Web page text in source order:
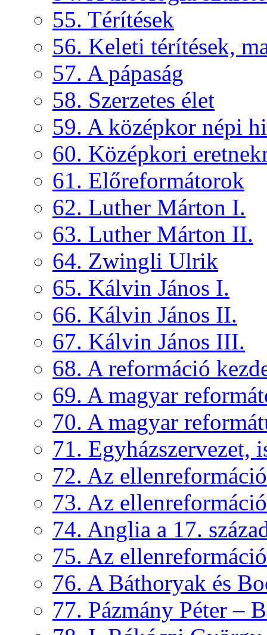
55. Térítések
56. Keleti térítések,
57. A pápaság
58. Szerzetes élet
59. A középkor népi
60. Középkori
61. Előreformátorok
62. Luther Márton I.
63. Luther Márton II.
64. Zwingli Ulrik
65. Kálvin János I.
66. Kálvin János II.
67. Kálvin János III.
68. A reformáció
69. A magyar
70. A magyar
71. Egyházszervezet,
72. Az ellenreformáció
73. Az
74. Anglia a 17.
75. Az
76. A Báthoryak és
77. Pázmány Péter –